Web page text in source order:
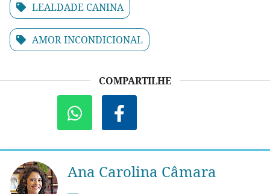
LEALDADE CANINA
AMOR INCONDICIONAL
COMPARTILHE
Ana Carolina Câmara